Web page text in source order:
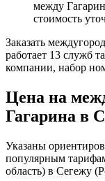
между
стоимость
Заказать
работает 13 служб
компании, набор
Цена на
Гагарина в
Указаны
популярным
область) в Сегежу